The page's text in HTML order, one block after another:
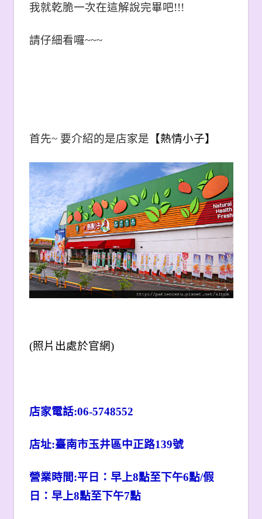
我就乾脆一次在這解說完畢吧!!!
請仔細看囉~~~
首先~ 要介紹的是店家是 【熱情小子】
(照片出處於官網)
店家電話:06-5748552
店址:臺南市玉井區中正路139號
營業時間:平日：早上8點至下午6點/假
日：早上8點至下午7點